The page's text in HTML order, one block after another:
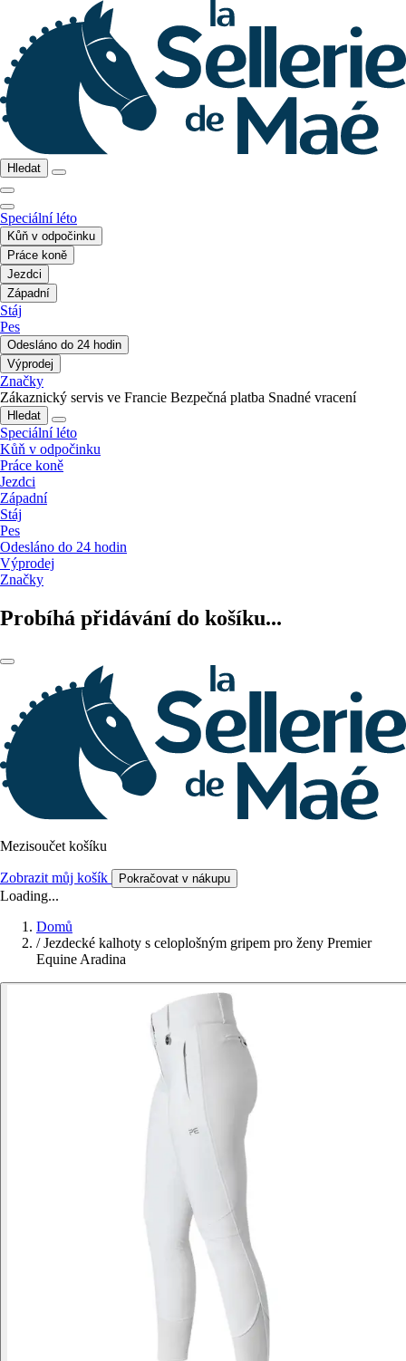
Hledat
Speciální léto
Kůň v odpočinku
Práce koně
Jezdci
Západní
Stáj
Pes
Odesláno do 24 hodin
Výprodej
Značky
Zákaznický servis ve Francie Bezpečná platba Snadné vracení
Hledat
Speciální léto
Kůň v odpočinku
Práce koně
Jezdci
Západní
Stáj
Pes
Odesláno do 24 hodin
Výprodej
Značky
Probíhá přidávání do košíku...
Mezisoučet košíku
Zobrazit můj košík Pokračovat v nákupu
Loading...
Domů
/ Jezdecké kalhoty s celoplošným gripem pro ženy Premier
Equine Aradina